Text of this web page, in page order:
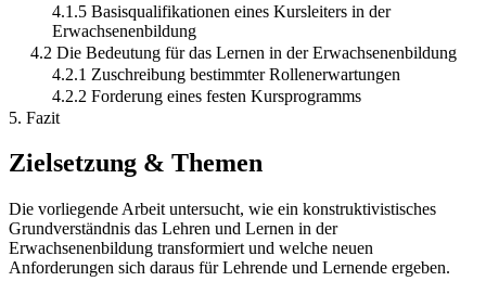
4.1.5 Basisqualifikationen eines Kursleiters in der
Erwachsenenbildung
4.2 Die Bedeutung für das Lernen in der Erwachsenenbildung
4.2.1 Zuschreibung bestimmter Rollenerwartungen
4.2.2 Forderung eines festen Kursprogramms
5. Fazit
Zielsetzung & Themen
Die vorliegende Arbeit untersucht, wie ein konstruktivistisches
Grundverständnis das Lehren und Lernen in der
Erwachsenenbildung transformiert und welche neuen
Anforderungen sich daraus für Lehrende und Lernende ergeben.